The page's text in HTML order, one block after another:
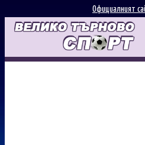
Официалният